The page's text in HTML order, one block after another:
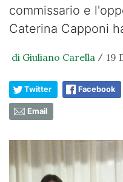
commissario e
Caterina Capponi
di Giuliano Carella / 19
Twitter Facebook
Email